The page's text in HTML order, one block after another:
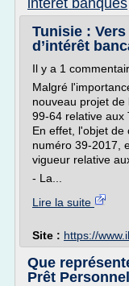
interet banques
Tunisie :
d’intérêt
Il y a 1
Malgré
nouveau projet
99-64 relative aux
En effet, l'objet de
numéro 39-2017,
vigueur relative
- La...
Lire la suite
Site : https://
Que
Prêt